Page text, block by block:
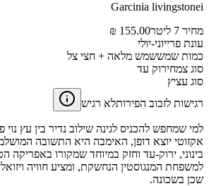
Garcinia livingstonei
מחיר 7 ליטר
155.00 ₪
עונת פרייוני-יולי
כמות שמששמש מלאה + חצי צל
סוג צמחירוק עד
סוג עציץ
רגישות לזבוב הפירותלא רגיש
למי שמחפש להכניס לגינה שילוב נדיר בין עץ נוי
אקזוטי יוצא דופן, האימבה היא התשובה
בינוני, ירוק-עד וחזק במיוחד שמקורו באפריקה
למשפחת המנגוסטין הנחשקת, ומציע חוויה
שכן בשכונה.